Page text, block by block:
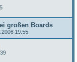
großen Boards
19:55